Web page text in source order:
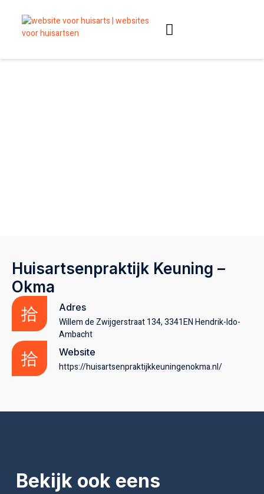
Huisartsenpraktijk Keuning –
Okma
Adres
Willem de Zwijgerstraat 134, 3341EN Hendrik-Ido-
Ambacht
Website
https://huisartsenpraktijkkeuningenokma.nl/
Bekijk ook eens